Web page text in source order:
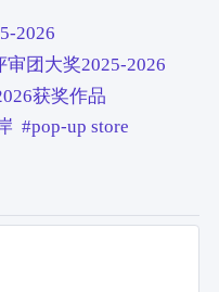
2026
团大奖2025-2026
获奖作品
#pop-up store